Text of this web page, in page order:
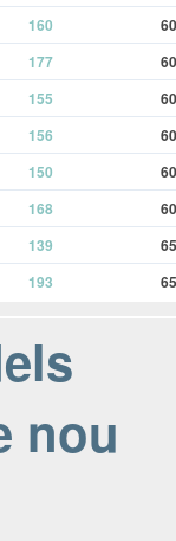
160
60
177
60
155
60
156
60
150
60
168
60
139
65
193 65
nou